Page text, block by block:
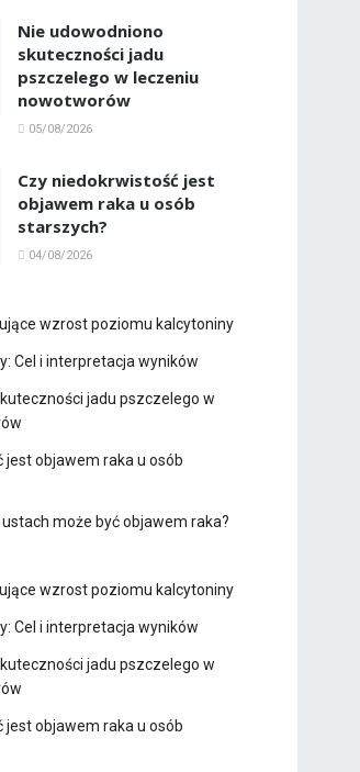
Nie udowodniono
skuteczności jadu
pszczelego w leczeniu
nowotworów
05/08/2026
Czy niedokrwistość jest
objawem raka u osób
starszych?
04/08/2026
wzrost poziomu kalcytoniny
Cel i interpretacja wyników
jadu pszczelego w
jest objawem raka u osób
może być objawem raka?
wzrost poziomu kalcytoniny
Cel i interpretacja wyników
jadu pszczelego w
jest objawem raka u osób